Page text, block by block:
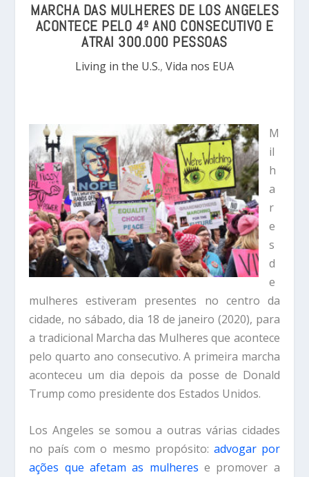
MARCHA DAS MULHERES DE LOS ANGELES
ACONTECE PELO 4º ANO CONSECUTIVO E
ATRAI 300.000 PESSOAS
Living in the U.S., Vida nos EUA
M
il
h
a
r
e
s
d
e
mulheres estiveram presentes no centro da
cidade, no sábado, dia 18 de janeiro (2020), para
a tradicional Marcha das Mulheres que acontece
pelo quarto ano consecutivo. A primeira marcha
aconteceu um dia depois da posse de Donald
Trump como presidente dos Estados Unidos.
Los Angeles se somou a outras várias cidades
no país com o mesmo propósito: advogar por
ações que afetam as mulheres e promover a